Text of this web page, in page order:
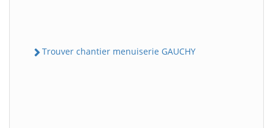
Trouver chantier menuiserie GAUCHY